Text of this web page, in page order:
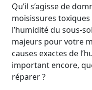
Qu’il s’agisse de
moisissures
l’humidité du sous-
majeurs pour votre
causes exactes de
important encore,
réparer ?